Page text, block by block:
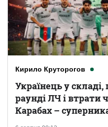
Кирило Круторогов
Українець у
раунді ЛЧ і втрати
Карабах –